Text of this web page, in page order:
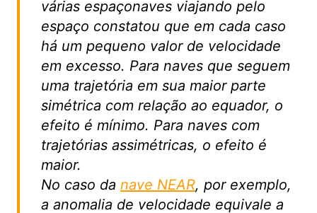
várias espaçonaves viajando pelo
espaço constatou que em cada caso
há um pequeno valor de velocidade
em excesso. Para naves que seguem
uma trajetória em sua maior parte
simétrica com relação ao equador, o
efeito é mínimo. Para naves com
trajetórias assimétricas, o efeito é
maior.
No caso da nave NEAR, por exemplo,
a anomalia de velocidade equivale a